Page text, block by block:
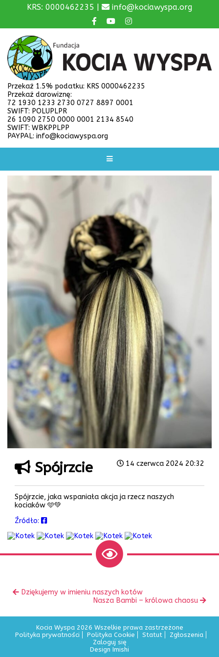
KRS: 0000462235 | info@kociawyspa.org
Przekaż 1.5% podatku: KRS 0000462235
Przekaż darowiznę:
72 1930 1233 2730 0727 8897 0001
SWIFT: POLUPLPR
26 1090 2750 0000 0001 2134 8540
SWIFT: WBKPPLPP
PAYPAL: info@kociawyspa.org
14 czerwca 2024 20:32
Spójrzcie
Spójrzcie, jaka wspaniała akcja ja rzecz naszych
kociaków 🩵💚
Źródło:
innePoprzedni
Dziękujemy w imieniu naszych kotów
Następny
Nasza Bambi – królowa chaosu
Kocia Wyspa 2026 Wszelkie prawa zastrzeżone
Polityka prywatności
Polityka Cookie Statut
Zgłoszenia
Zaloguj się
Design Imishi